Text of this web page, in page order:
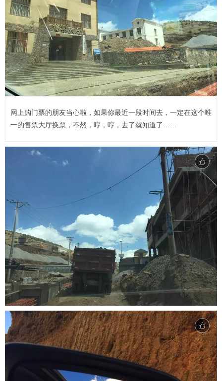
网上购门票的朋友当心啦，如果你最近一段时间去，一定在这个唯
一的售票大厅换票，不然，哼，哼，去了就知道了……